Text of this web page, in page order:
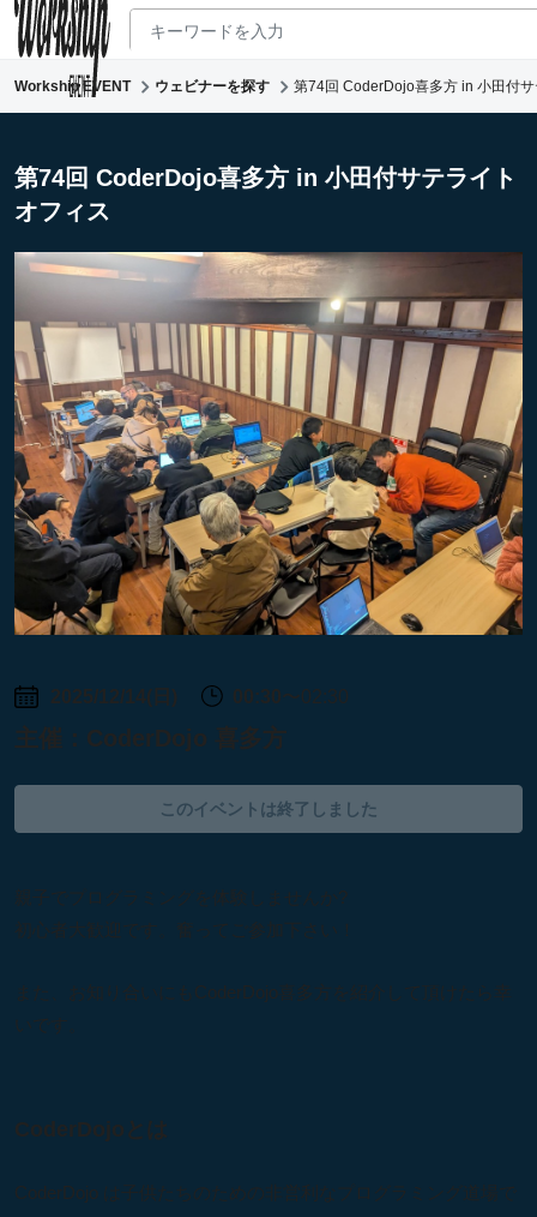
新着ウェビナー
マガジン
コワーキング
Workship EVENT ウェビナーを探す 第74回 CoderDojo喜多方 in 小田付
第74回 CoderDojo喜多方 in 小田付サテライト
オフィス
2025/12/14(日) 00:30 〜02:30
主催： CoderDojo 喜多方
このイベントは終了しました
親子でプログラミングを体験しませんか?
初心者大歓迎です。奮ってご参加下さい！
また、お知り合いにもCoderDojo喜多方を紹介して頂けたら幸
いです。
CoderDojoとは
CoderDojo は子供たちのための非営利なプログラミング道場で